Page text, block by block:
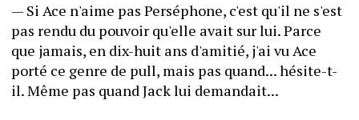
— Si Ace n'aime pas Perséphone, c'est qu'il ne s'est
pas rendu du pouvoir qu'elle avait sur lui. Parce
que jamais, en dix-huit ans d'amitié, j'ai vu Ace
porté ce genre de pull, mais pas quand... hésite-t-
il. Même pas quand Jack lui demandait...